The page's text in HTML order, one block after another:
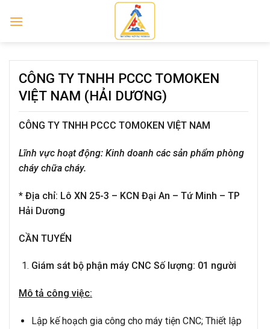
CÔNG TY TNHH PCCC TOMOKEN
VIỆT NAM (HẢI DƯƠNG)
CÔNG TY TNHH PCCC TOMOKEN VIỆT NAM
Lĩnh vực hoạt động: Kinh doanh các sản phẩm phòng
cháy chữa cháy.
* Địa chỉ: Lô XN 25-3 – KCN Đại An – Tứ Minh – TP
Hải Dương
CẦN TUYỂN
Giám sát bộ phận máy CNC Số lượng: 01 người
Mô tả công việc:
Lập kế hoạch gia công cho máy tiện CNC; Thiết lập